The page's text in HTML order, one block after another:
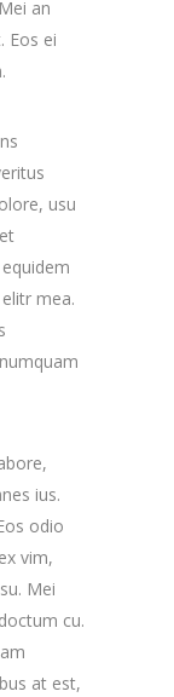
an
Eos ei
usu
mea.
ius.
odio
vim,
Mei
cu.
at est,